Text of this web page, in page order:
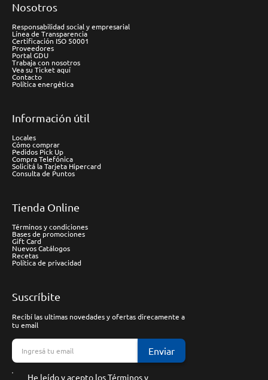
Nosotros
Responsabilidad social y empresarial
Línea de Transparencia
Certificación ISO 50001
Proveedores
Portal GDU
Trabaja con nosotros
Vea su Ticket aquí
Contacto
Política energética
Información útil
Locales
Cómo comprar
Pedidos Pick Up
Compra Telefónica
Solicitá la Tarjeta Hipercard
Consulta de Puntos
Tienda Online
Términos y condiciones
Bases de promociones
Gift Card
Nuevos Catálogos
Recetas
Política de privacidad
Suscríbite
Recibí las ultimas novedades y ofertas direcamente a
tu email
Enviar
He leído y acepto losTérminos y